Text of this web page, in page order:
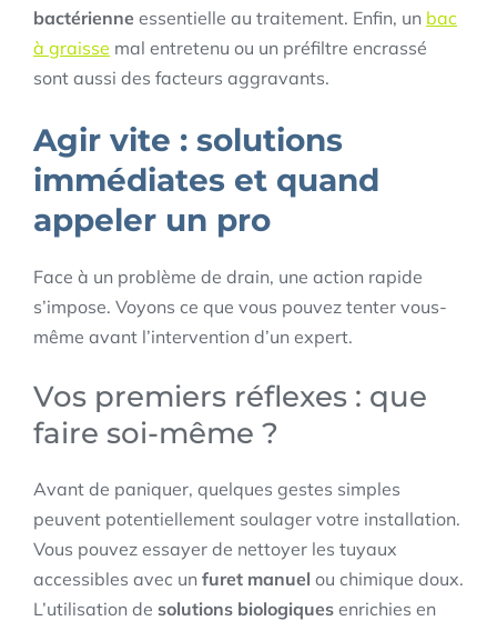
bactérienne essentielle au traitement. Enfin, un bac
à graisse mal entretenu ou un préfiltre encrassé
sont aussi des facteurs aggravants.
Agir vite : solutions
immédiates et quand
appeler un pro
Face à un problème de drain, une action rapide
s’impose. Voyons ce que vous pouvez tenter vous-
même avant l’intervention d’un expert.
Vos premiers réflexes : que
faire soi-même ?
Avant de paniquer, quelques gestes simples
peuvent potentiellement soulager votre installation.
Vous pouvez essayer de nettoyer les tuyaux
accessibles avec un furet manuel ou chimique doux.
L’utilisation de solutions biologiques enrichies en